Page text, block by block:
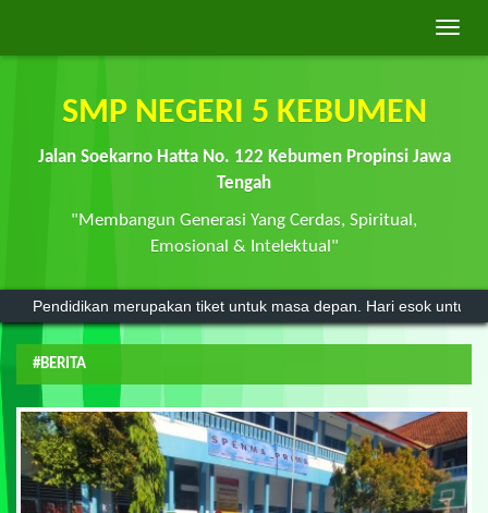
Toggle
SMP NEGERI 5 KEBUMEN
Jalan Soekarno Hatta No. 122 Kebumen Propinsi Jawa
Tengah
"Membangun Generasi Yang Cerdas, Spiritual,
Emosional & Intelektual"
Pendidikan merupakan tiket untuk masa depan. Hari esok untuk
#BERITA